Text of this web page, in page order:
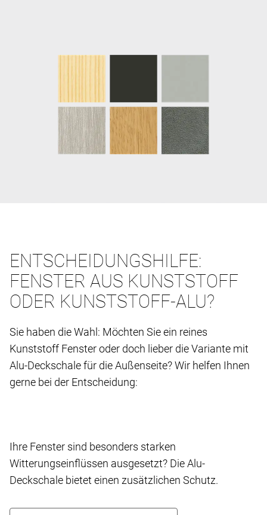
ENTSCHEIDUNGSHILFE:
FENSTER AUS KUNSTSTOFF
ODER KUNSTSTOFF-ALU?
Sie haben die Wahl: Möchten Sie ein reines
Kunststoff Fenster oder doch lieber die Variante mit
Alu-Deckschale für die Außenseite? Wir helfen Ihnen
gerne bei der Entscheidung:
Ihre Fenster sind besonders starken
Witterungseinflüssen ausgesetzt? Die Alu-
Deckschale bietet einen zusätzlichen Schutz.